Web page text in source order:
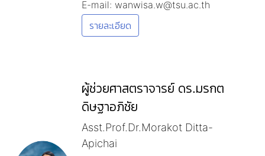
E-mail: wanwisa.w@tsu.ac.th
รายละเอียด
ผู้ช่วยศาสตราจารย์ ดร.มรกต
ดิษฐาอภิชัย
Asst.Prof.Dr.Morakot Ditta-
Apichai